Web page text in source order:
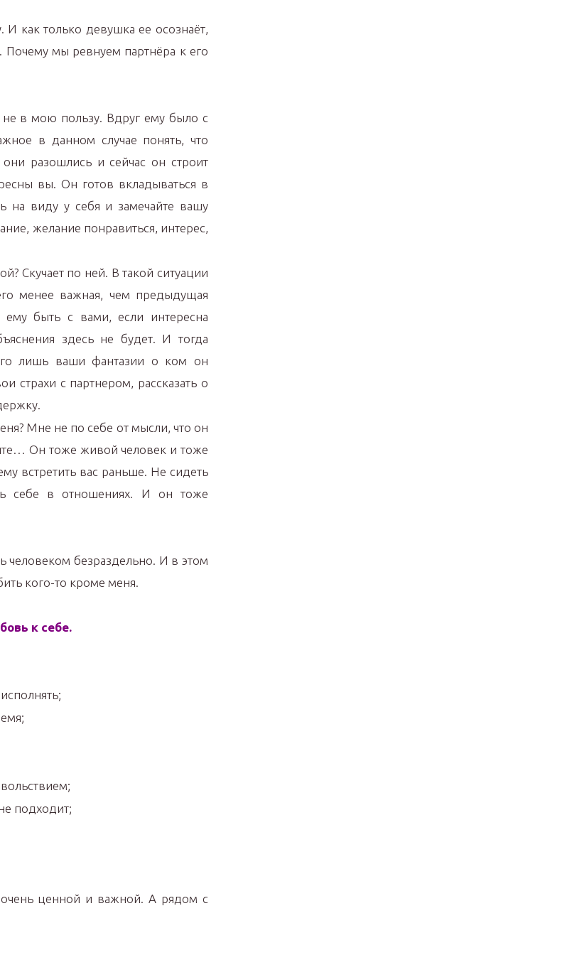
как только девушка ее осознаёт,
Почему мы ревнуем партнёра к его
в мою пользу. Вдруг ему было с
в данном случае понять, что
разошлись и сейчас он строит
вы. Он готов вкладываться в
на виду у себя и замечайте вашу
желание понравиться, интерес,
Скучает по ней. В такой ситуации
менее важная, чем предыдущая
ему быть с вами, если интересна
здесь не будет. И тогда
лишь ваши фантазии о ком он
страхи с партнером, рассказать о
Мне не по себе от мысли, что он
Он тоже живой человек и тоже
встретить вас раньше. Не сидеть
себе в отношениях. И он тоже
человеком безраздельно. И в этом
кого-то кроме меня.
к себе.
подходит;
очень ценной и важной. А рядом с